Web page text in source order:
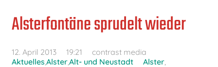
Alsterfontäne sprudelt wieder
12. April 2013 19:21
contrast media
Aktuelles AlsterAlt- und Neustadt Alster